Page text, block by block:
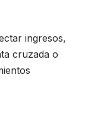
ingresos,
cruzada o